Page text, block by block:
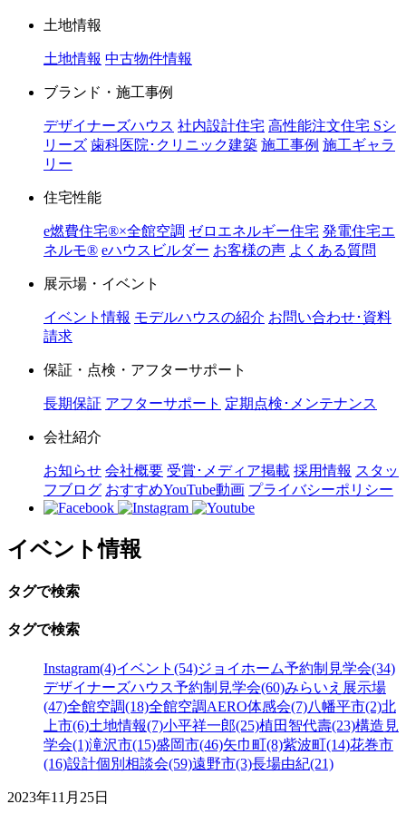
土地情報
土地情報 中古物件情報
ブランド・施工事例
デザイナーズハウス 社内設計住宅 高性能注文住宅 Sシ
リーズ 歯科医院･クリニック建築 施工事例 施工ギャラ
リー
住宅性能
e燃費住宅®︎×全館空調 ゼロエネルギー住宅 発電住宅エ
ネルモ®︎ eハウスビルダー お客様の声 よくある質問
展示場・イベント
イベント情報 モデルハウスの紹介 お問い合わせ･資料
請求
保証・点検・アフターサポート
長期保証 アフターサポート 定期点検･メンテナンス
会社紹介
お知らせ 会社概要 受賞･メディア掲載 採用情報 スタッ
フブログ おすすめYouTube動画 プライバシーポリシー
イベント情報
タグで検索
タグで検索
Instagram(4)イベント(54)ジョイホーム予約制見学会(34)
デザイナーズハウス予約制見学会(60)みらいえ展示場
(47)全館空調(18)全館空調AERO体感会(7)八幡平市(2)北
上市(6)土地情報(7)小平祥一郎(25)植田智代壽(23)構造見
学会(1)滝沢市(15)盛岡市(46)矢巾町(8)紫波町(14)花巻市
(16)設計個別相談会(59)遠野市(3)長場由紀(21)
2023年11月25日